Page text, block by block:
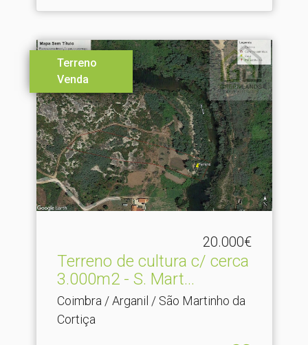
Terreno
Venda
20.000€
Terreno de cultura c/ cerca
3.​000m2 - S. Mart...
Coimbra / Arganil / São Martinho da
Cortiça